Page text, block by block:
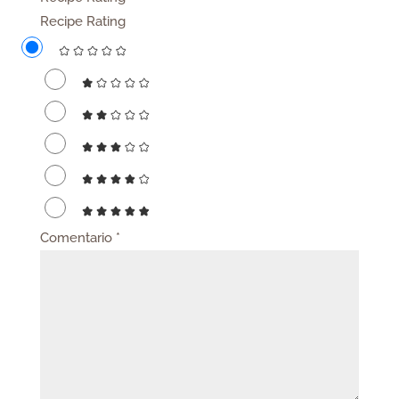
Recipe Rating
Comentario *